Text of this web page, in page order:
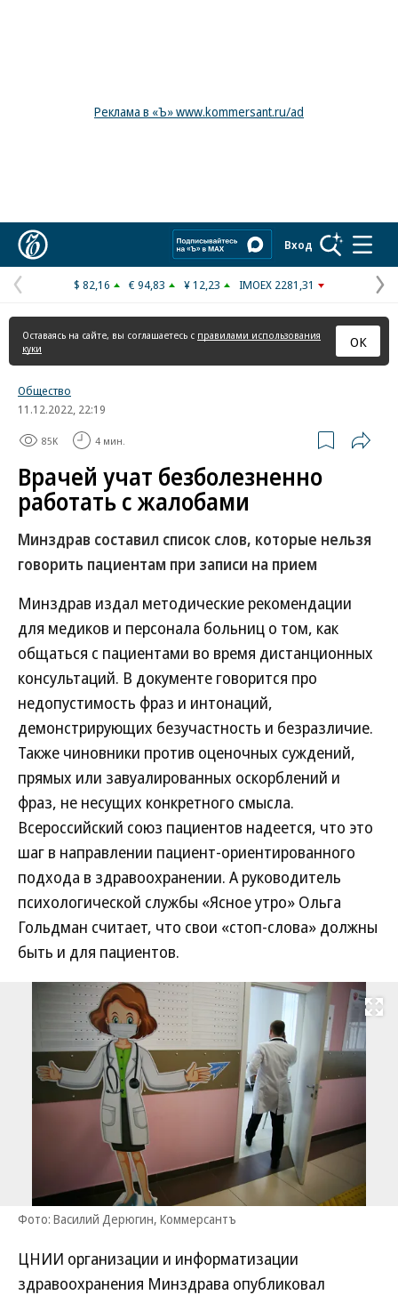
Реклама в «Ъ» www.kommersant.ru/ad
Вход
Предыдущая
страница
$ 82,16 € 94,83 ¥ 12,23 IMOEX 2281,31
Оставаясь на сайте, вы соглашаетесь с правилами использования
куки
ОК
Общество
11.12.2022, 22:19
85K 4 мин.
Врачей учат безболезненно
работать с жалобами
Минздрав составил список слов, которые нельзя
говорить пациентам при записи на прием
Минздрав издал методические рекомендации
для медиков и персонала больниц о том, как
общаться с пациентами во время дистанционных
консультаций. В документе говорится про
недопустимость фраз и интонаций,
демонстрирующих безучастность и безразличие.
Также чиновники против оценочных суждений,
прямых или завуалированных оскорблений и
фраз, не несущих конкретного смысла.
Всероссийский союз пациентов надеется, что это
шаг в направлении пациент-ориентированного
подхода в здравоохранении. А руководитель
психологической службы «Ясное утро» Ольга
Гольдман считает, что свои «стоп-слова» должны
быть и для пациентов.
Развернуть
Фото: Василий Дерюгин, Коммерсантъ
ЦНИИ организации и информатизации
здравоохранения Минздрава опубликовал